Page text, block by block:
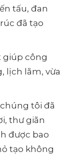
tấu, đan
đã tạo
giúp công
lịch lãm, vừa
tôi đã
thư giãn
được bao
tạo không